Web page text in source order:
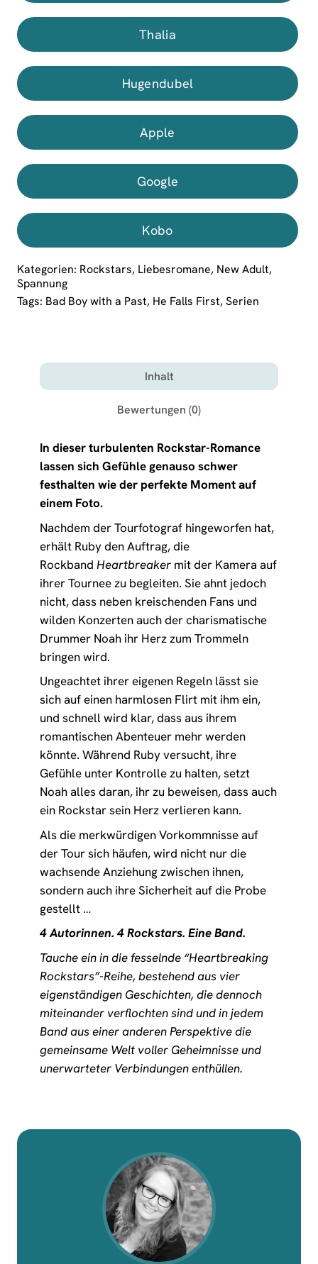
Thalia
Hugendubel
Apple
Google
Kobo
Kategorien: Rockstars, Liebesromane, New Adult,
Spannung
Tags: Bad Boy with a Past, He Falls First, Serien
Inhalt
Bewertungen (0)
In dieser turbulenten Rockstar-Romance
lassen sich Gefühle genauso schwer
festhalten wie der perfekte Moment auf
einem Foto.
Nachdem der Tourfotograf hingeworfen hat,
erhält Ruby den Auftrag, die
Rockband Heartbreaker mit der Kamera auf
ihrer Tournee zu begleiten. Sie ahnt jedoch
nicht, dass neben kreischenden Fans und
wilden Konzerten auch der charismatische
Drummer Noah ihr Herz zum Trommeln
bringen wird.
Ungeachtet ihrer eigenen Regeln lässt sie
sich auf einen harmlosen Flirt mit ihm ein,
und schnell wird klar, dass aus ihrem
romantischen Abenteuer mehr werden
könnte. Während Ruby versucht, ihre
Gefühle unter Kontrolle zu halten, setzt
Noah alles daran, ihr zu beweisen, dass auch
ein Rockstar sein Herz verlieren kann.
Als die merkwürdigen Vorkommnisse auf
der Tour sich häufen, wird nicht nur die
wachsende Anziehung zwischen ihnen,
sondern auch ihre Sicherheit auf die Probe
gestellt …
4 Autorinnen. 4 Rockstars. Eine Band.
Tauche ein in die fesselnde “Heartbreaking
Rockstars”-Reihe, bestehend aus vier
eigenständigen Geschichten, die dennoch
miteinander verflochten sind und in jedem
Band aus einer anderen Perspektive die
gemeinsame Welt voller Geheimnisse und
unerwarteter Verbindungen enthüllen.